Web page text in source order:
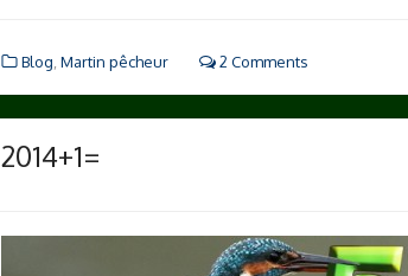
Blog Martin pêcheur 2 Comments
2014+1=